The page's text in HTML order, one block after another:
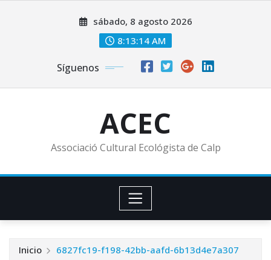
sábado, 8 agosto 2026
8:13:16 AM
Síguenos
ACEC
Associació Cultural Ecológista de Calp
Inicio 6827fc19-f198-42bb-aafd-6b13d4e7a307